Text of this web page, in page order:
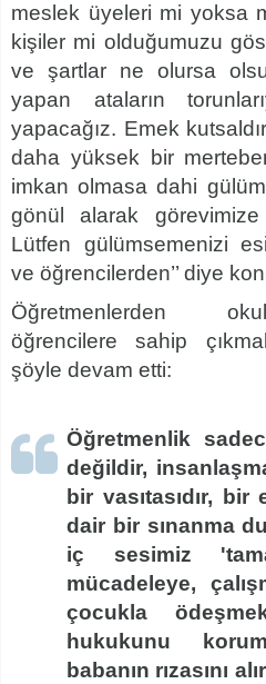
meslek üyeleri mi yoksa
kişiler mi olduğumuzu
ve şartlar ne olursa
yapan ataların
yapacağız. Emek
daha yüksek bir
imkan olmasa dahi
gönül alarak
Lütfen gülümsemenizi
ve öğrencilerden’’ diye
Öğretmenlerden
öğrencilere sahip
şöyle devam etti:
Öğretmenlik
değildir,
bir vasıtasıdır,
dair bir sınanma
iç sesimiz
mücadeleye,
çocukla
hukukunu
babanın rızasını